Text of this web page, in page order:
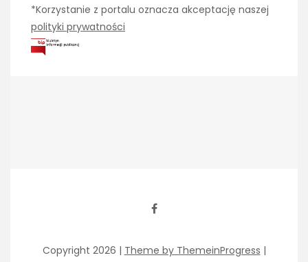
*Korzystanie z portalu oznacza akceptację naszej
polityki prywatności
Copyright 2026 | Theme by ThemeinProgress |